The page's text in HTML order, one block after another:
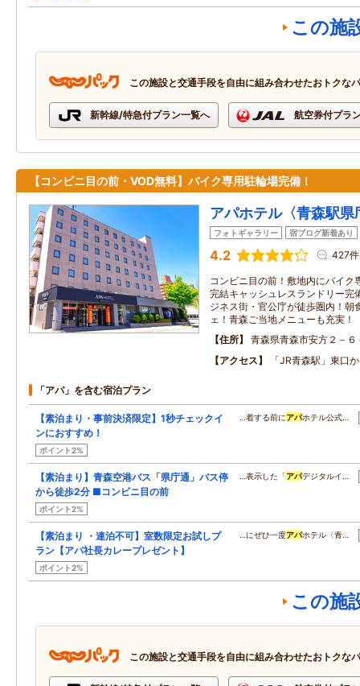
この施
この施設と交通手段を自由に組み合わせたおトクな
新幹線/特急付プラン一覧へ 航空券付プラ
【コンビニ目の前・VOD無料】バイク専用駐輪場完備！
アパホテル〈青森駅県
フォトギャラリー 宿ブログ新着あり
4.2 427件
コンビニ目の前！敷地内にバイク
完結キャッシュレスランドリー完
ジネス街・官公庁が徒歩圏内！
ェ！青森ご当地メニューも充実！
住所
青森県青森市安方２－６
アクセス
「JR青森駅」東口
「アパ」を含む宿泊プラン
【素泊まり・事前決済限定】1秒チェックイ
ンにおすすめ！
ポイント2%
…着する前にアパホテル公式…
【素泊まり】青森空港バス「県庁通」バス停
から徒歩2分 ■コンビニ目の前
ポイント2%
…表示した「アパデジタルイ…
【素泊まり ・連泊不可】室数限定お試しプ
ラン【アパ社長カレープレゼント】
ポイント2%
…にぜひ一度アパホテル〈青…
この施
この施設と交通手段を自由に組み合わせたおトクな